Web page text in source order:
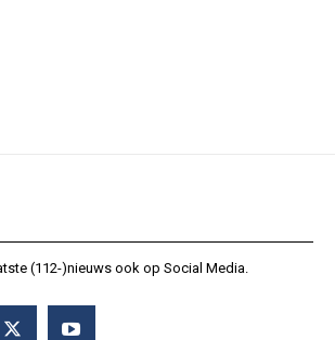
(112-)nieuws ook op Social Media.